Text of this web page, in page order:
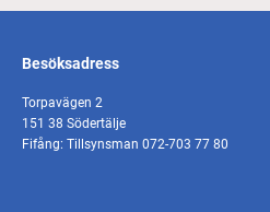
Besöksadress
Torpavägen 2
151 38 Södertälje
Fifång: Tillsynsman 072-703 77 80